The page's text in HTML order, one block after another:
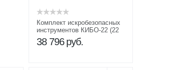
Комплект искробезопасных
инструментов КИБО-22 (22
предмета)
38 796 руб.